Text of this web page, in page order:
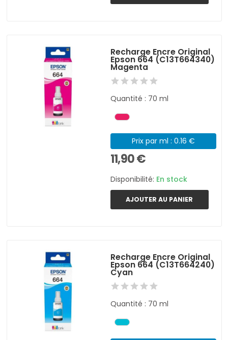
Recharge Encre Original
Epson 664 (C13T664340)
Magenta
Quantité : 70 ml
Prix par ml : 0.16 €
11,90 €
Disponibilité: En stock
AJOUTER AU PANIER
Recharge Encre Original
Epson 664 (C13T664240)
Cyan
Quantité : 70 ml